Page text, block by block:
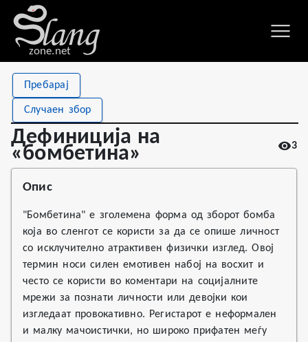
zone.net
Пребарај
Случаен збор
Дефиниција на
«бомбетина» 3
Дефиниција на «бомбетина»
Stat
Value
Views
Definitions 1
First seen
2026
Опис
"Бомбетина" е зголемена форма од зборот бомба
која во сленгот се користи за да се опише личност
со исклучително атрактивен физички изглед. Овој
термин носи силен емотивен набој на восхит и
често се користи во коментари на социјалните
мрежи за познати личности или девојки кои
изгледаат провокативно. Регистарот е неформален
и малку мачоистички, но широко прифатен меѓу